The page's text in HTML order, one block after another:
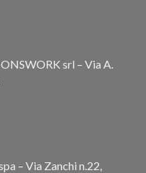
srl – Via A.
– Via Zanchi n.22,